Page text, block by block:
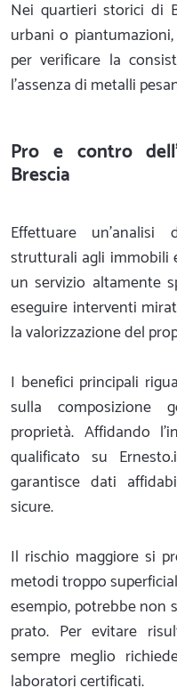
Nei quartieri storici di
urbani o
per verificare la
l'assenza di metalli
Pro e contro
Brescia
Effettuare
strutturali agli immobili
un servizio altamente
eseguire interventi
la valorizzazione del
I benefici principali
sulla composizione
proprietà. Affidando
qualificato su
garantisce dati
sicure.
Il rischio maggiore si
metodi troppo
esempio, potrebbe non
prato. Per evitare
sempre meglio
laboratori certificati.